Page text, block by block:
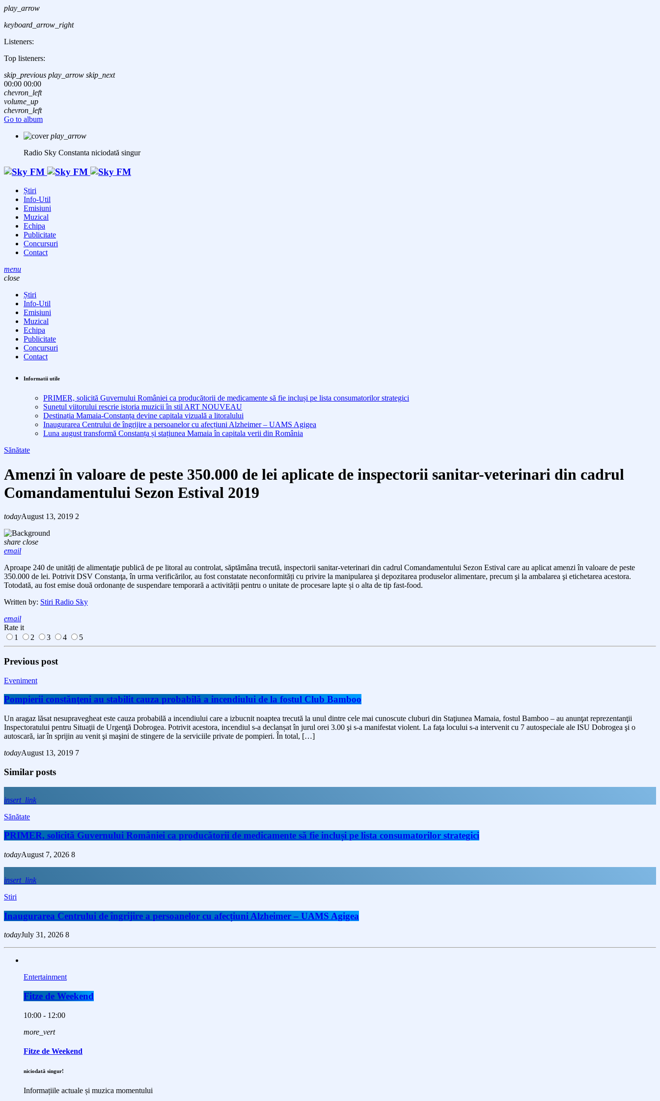
play_arrow
keyboard_arrow_right
Listeners:
Top listeners:
skip_previous play_arrow skip_next
00:00 00:00
chevron_left
volume_up
chevron_left
Go to album
play_arrow
Radio Sky Constanta niciodată singur
Știri
Info-Util
Emisiuni
Muzical
Echipa
Publicitate
Concursuri
Contact
menu
close
Știri
Info-Util
Emisiuni
Muzical
Echipa
Publicitate
Concursuri
Contact
Informatii utile
PRIMER, solicită Guvernului României ca producătorii de medicamente să fie incluși pe lista consumatorilor strategici
Sunetul viitorului rescrie istoria muzicii în stil ART NOUVEAU
Destinația Mamaia-Constanța devine capitala vizuală a litoralului
Inaugurarea Centrului de îngrijire a persoanelor cu afecțiuni Alzheimer – UAMS Agigea
Luna august transformă Constanța și stațiunea Mamaia în capitala verii din România
Sănătate
Amenzi în valoare de peste 350.000 de lei aplicate de inspectorii sanitar-veterinari din cadrul
Comandamentului Sezon Estival 2019
todayAugust 13, 2019 2
share close
email
Aproape 240 de unități de alimentaţie publică de pe litoral au controlat, săptămâna trecută, inspectorii sanitar-veterinari din cadrul Comandamentului Sezon Estival care au aplicat amenzi în valoare de peste
350.000 de lei. Potrivit DSV Constanţa, în urma verificărilor, au fost constatate neconformități cu privire la manipularea şi depozitarea produselor alimentare, precum şi la ambalarea şi etichetarea acestora.
Totodată, au fost emise două ordonanțe de suspendare temporară a activității pentru o unitate de procesare lapte și o alta de tip fast-food.
Written by: Stiri Radio Sky
email
Rate it
1
2 3 4 5
Previous post
Eveniment
Pompierii constănţeni au stabilit cauza probabilă a incendiului de la fostul Club Bamboo
Un aragaz lăsat nesupravegheat este cauza probabilă a incendiului care a izbucnit noaptea trecută la unul dintre cele mai cunoscute cluburi din Staţiunea Mamaia, fostul Bamboo – au anunţat reprezentanţii
Inspectoratului pentru Situaţii de Urgenţă Dobrogea. Potrivit acestora, incendiul s-a declanșat în jurul orei 3.00 şi s-a manifestat violent. La faţa locului s-a intervenit cu 7 autospeciale ale ISU Dobrogea şi o
autoscară, iar în sprijin au venit şi maşini de stingere de la serviciile private de pompieri. În total, […]
todayAugust 13, 2019 7
Similar posts
insert_link
Sănătate
PRIMER, solicită Guvernului României ca producătorii de medicamente să fie incluși pe lista consumatorilor strategici
todayAugust 7, 2026 8
insert_link
Stiri
Inaugurarea Centrului de îngrijire a persoanelor cu afecțiuni Alzheimer – UAMS Agigea
todayJuly 31, 2026 8
Entertainment
Fitze de Weekend
10:00 - 12:00
more_vert
Fitze de Weekend
niciodată singur!
Informațiile actuale și muzica momentului